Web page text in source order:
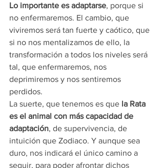
Lo importante es adaptarse, porque si
no enfermaremos. El cambio, que
viviremos será tan fuerte y caótico, que
si no nos mentalizamos de ello, la
transformación a todos los niveles será
tal, que enfermaremos, nos
deprimiremos y nos sentiremos
perdidos.
La suerte, que tenemos es que la Rata
es el animal con más capacidad de
adaptación, de supervivencia, de
intuición que Zodiaco. Y aunque sea
duro, nos indicará el único camino a
seguir, para poder afrontar dichos